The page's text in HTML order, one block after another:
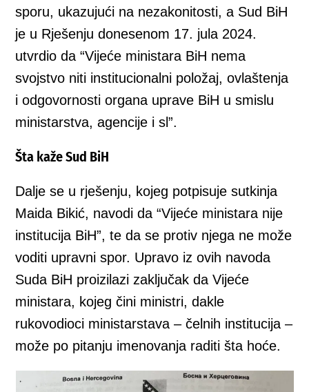
sporu, ukazujući na nezakonitosti, a Sud BiH
je u Rješenju donesenom 17. jula 2024.
utvrdio da “Vijeće ministara BiH nema
svojstvo niti institucionalni položaj, ovlaštenja
i odgovornosti organa uprave BiH u smislu
ministarstva, agencije i sl”.
Šta kaže Sud BiH
Dalje se u rješenju, kojeg potpisuje sutkinja
Maida Bikić, navodi da “Vijeće ministara nije
institucija BiH”, te da se protiv njega ne može
voditi upravni spor. Upravo iz ovih navoda
Suda BiH proizilazi zaključak da Vijeće
ministara, kojeg čini ministri, dakle
rukovodioci ministarstava – čelnih institucija –
može po pitanju imenovanja raditi šta hoće.